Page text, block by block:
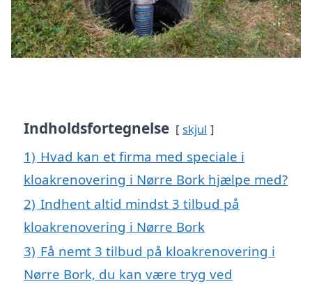
Indholdsfortegnelse skjul
1) Hvad kan et firma med speciale i
kloakrenovering i Nørre Bork hjælpe med?
2) Indhent altid mindst 3 tilbud på
kloakrenovering i Nørre Bork
3) Få nemt 3 tilbud på kloakrenovering i
Nørre Bork, du kan være tryg ved